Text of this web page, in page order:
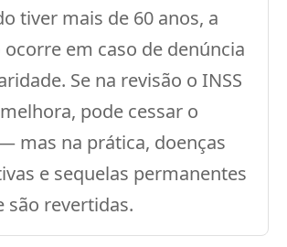
tiver mais de 60 anos, a
ocorre em caso de denúncia
Se na revisão o INSS
pode cessar o
mas na prática, doenças
e sequelas permanentes
são revertidas.